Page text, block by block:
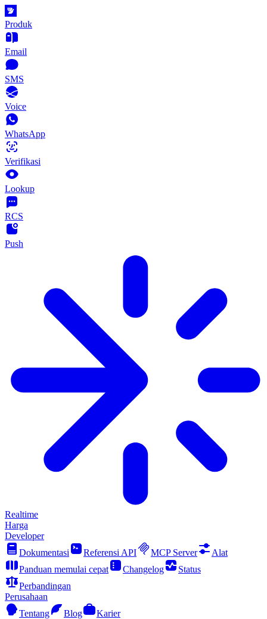
Produk
Email
SMS
Voice
WhatsApp
Verifikasi
Lookup
RCS
Push
Realtime
Harga
Developer
Dokumentasi
Referensi API MCP Server
Alat
Panduan memulai cepat
Changelog
Status
Perbandingan
Perusahaan
Tentang
Blog
Karier